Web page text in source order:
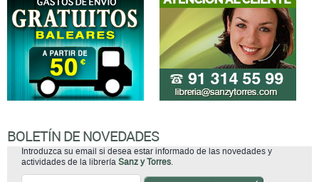
BOLETÍN DE NOVEDADES
Introduzca su email si desea estar informado de las novedades y
actividades de la librería Sanz y Torres